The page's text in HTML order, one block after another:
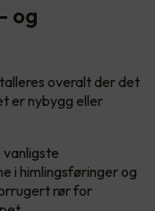
og
overalt der det
er nybygg eller
vanligste
i himlingsføringer og
rør for